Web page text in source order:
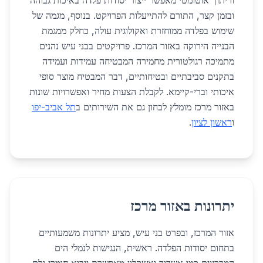
ובזמן קצר, התורם להתייעלות הפרויקט. בנוסף, מגמה של
שימוש בפלדה ממוחזרת ואקולוגית עולה, כחלק ממגמת
הבנייה הירוקה באזור המרכז. פרויקטים בבני עיש נהנים
מתמיכה רגולטורית מחמירה המבטיחה עמידות ועמידה
בתקנים סביבתיים ובטיחותיים, דבר המבטיח מוצר סופי
איכותי וברי-קיימא. לקבלת הצעות מחיר ואפשרויות שונות
באזור מרכז מומלץ לבחון גם את השירותים בתל אביב-יפו
וראשון לציון.
יתרונות באזור מרכז
אזור המרכז, ובפרט בני עיש, מציע יתרונות משמעותיים
בתחום יסודות הפלדה. ראשית, הנגישות לנמלי הים